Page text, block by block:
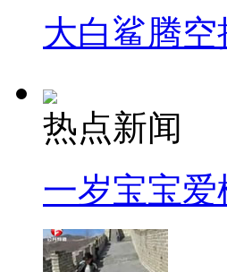
大白鲨腾空
热点新闻
一岁宝宝